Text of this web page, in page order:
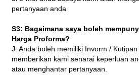
pertanyaan anda
S3: Bagaimana saya boleh
Harga Proforma?
J: Anda boleh memiliki Invorm /
memberikan kami senarai keperluan
atau menghantar pertanyaan.